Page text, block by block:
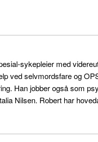
sykepleier med
ved selvmordsfare og
Han jobber også som
Nilsen. Robert har